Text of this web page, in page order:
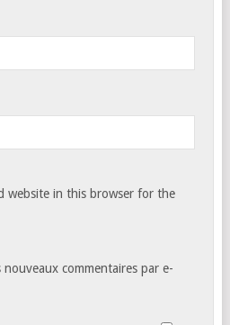
website in this browser for the
commentaires par e-